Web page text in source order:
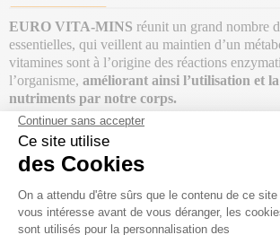
EURO VITA-MINS réunit un grand nombre
essentielles, qui veillent au maintien d’un
vitamines sont à l’origine des réactions
l’organisme, améliorant ainsi l’utilisation et
nutriments par notre corps.
Lesvitamines du groupe B
métabolismes énergétique et des
de la fatigue.
Lezincintervient dans plus de 200 réactions
soutient des niveaux de testostérone